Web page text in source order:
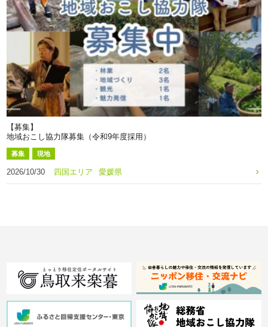
【募集】
地域おこし協力隊募集（令和9年度採用）
募集 現地
2026/10/30 四国エリア 愛媛県